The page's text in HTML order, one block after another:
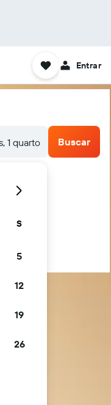
Entrar
1 quarto Buscar
S
5
12
19
26